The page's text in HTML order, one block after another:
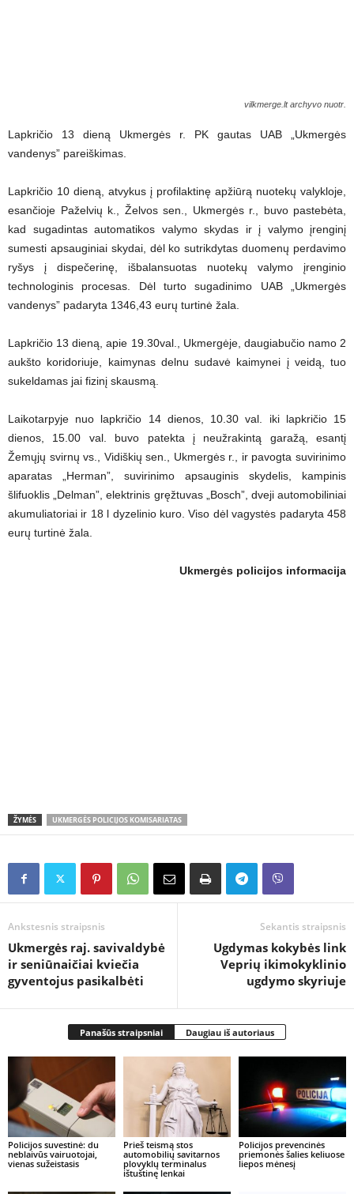
vilkmerge.lt archyvo nuotr.
Lapkričio 13 dieną Ukmergės r. PK gautas UAB „Ukmergės
vandenys” pareiškimas.
Lapkričio 10 dieną, atvykus į profilaktinę apžiūrą nuotekų valykloje,
esančioje Paželvių k., Želvos sen., Ukmergės r., buvo pastebėta,
kad sugadintas automatikos valymo skydas ir į valymo įrenginį
sumesti apsauginiai skydai, dėl ko sutrikdytas duomenų perdavimo
ryšys į dispečerinę, išbalansuotas nuotekų valymo įrenginio
technologinis procesas. Dėl turto sugadinimo UAB „Ukmergės
vandenys” padaryta 1346,43 eurų turtinė žala.
Lapkričio 13 dieną, apie 19.30val., Ukmergėje, daugiabučio namo 2
aukšto koridoriuje, kaimynas delnu sudavė kaimynei į veidą, tuo
sukeldamas jai fizinį skausmą.
Laikotarpyje nuo lapkričio 14 dienos, 10.30 val. iki lapkričio 15
dienos, 15.00 val. buvo patekta į neužrakintą garažą, esantį
Žemųjų svirnų vs., Vidiškių sen., Ukmergės r., ir pavogta suvirinimo
aparatas „Herman”, suvirinimo apsauginis skydelis, kampinis
šlifuoklis „Delman”, elektrinis gręžtuvas „Bosch”, dveji automobiliniai
akumuliatoriai ir 18 l dyzelinio kuro. Viso dėl vagystės padaryta 458
eurų turtinė žala.
Ukmergės policijos informacija
ŽYMĖS UKMERGĖS POLICIJOS KOMISARIATAS
Ankstesnis straipsnis
Ukmergės raj. savivaldybė
ir seniūnaičiai kviečia
gyventojus pasikalbėti
Sekantis straipsnis
Ugdymas kokybės link
Veprių ikimokyklinio
ugdymo skyriuje
Panašūs straipsniai Daugiau iš autoriaus
Policijos suvestinė: du
neblaivūs vairuotojai,
vienas sužeistasis
Prieš teismą stos
automobilių savitarnos
plovyklų terminalus
ištuštinę lenkai
Policijos prevencinės
priemonės šalies keliuose
liepos mėnesį